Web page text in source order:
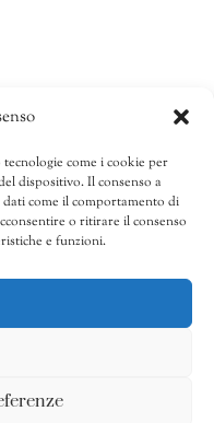
come i cookie per
dispositivo. Il consenso a
come il comportamento di
o ritirare il consenso
e funzioni.
Policy